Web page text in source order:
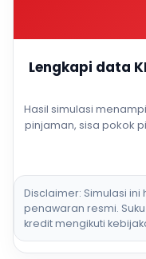
Lengkapi data
Hasil simulasi
pinjaman, sisa pokok
Disclaimer: Simulasi
penawaran resmi.
kredit mengikuti